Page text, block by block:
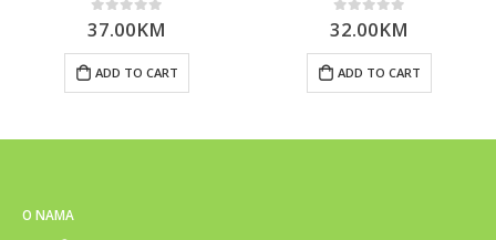
0 out of 5
37.00KM
ADD TO CART
0 out of 5
32.00KM
ADD TO CART
O NAMA